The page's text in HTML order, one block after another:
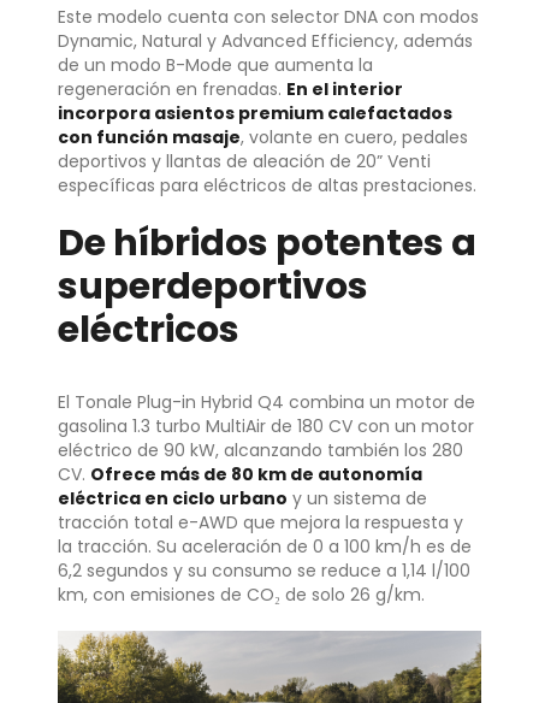
Este modelo cuenta con selector DNA con modos
Dynamic, Natural y Advanced Efficiency, además
de un modo B-Mode que aumenta la
regeneración en frenadas. En el interior
incorpora asientos premium calefactados
con función masaje, volante en cuero, pedales
deportivos y llantas de aleación de 20” Venti
específicas para eléctricos de altas prestaciones.
De híbridos potentes a
superdeportivos
eléctricos
El Tonale Plug-in Hybrid Q4 combina un motor de
gasolina 1.3 turbo MultiAir de 180 CV con un motor
eléctrico de 90 kW, alcanzando también los 280
CV. Ofrece más de 80 km de autonomía
eléctrica en ciclo urbano y un sistema de
tracción total e-AWD que mejora la respuesta y
la tracción. Su aceleración de 0 a 100 km/h es de
6,2 segundos y su consumo se reduce a 1,14 l/100
km, con emisiones de CO₂ de solo 26 g/km.